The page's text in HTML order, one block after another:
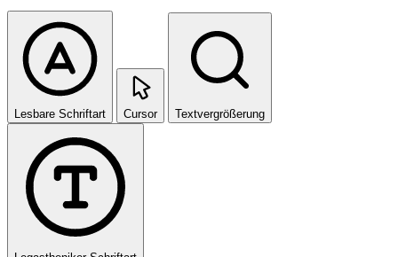
Lesbare Schriftart Cursor Textvergrößerung